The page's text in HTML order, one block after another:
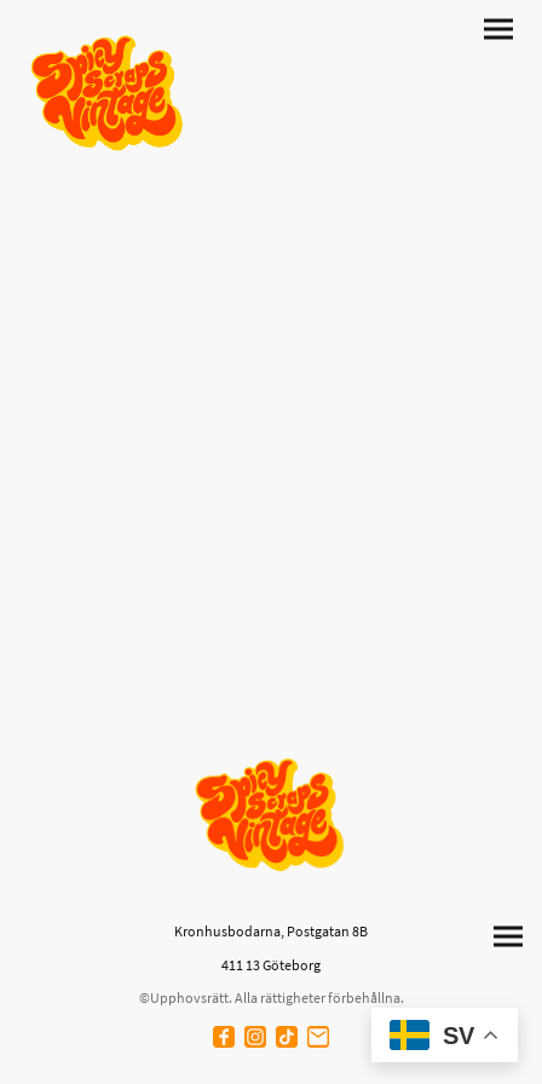
Kronhusbodarna, Postgatan 8B
411 13 Göteborg
©Upphovsrätt. Alla rättigheter förbehållna.
SV